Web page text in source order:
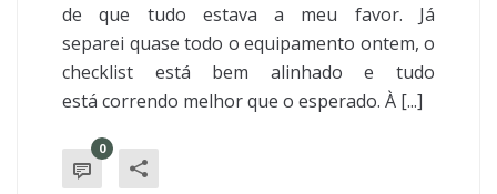
de que tudo estava a meu favor. Já
separei quase todo o equipamento ontem, o
checklist está bem alinhado e tudo
está correndo melhor que o esperado. À [...]
0